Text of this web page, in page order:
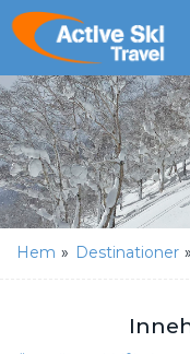
Hem » Destinationer »